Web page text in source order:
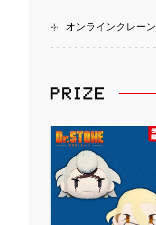
オンラインクレーン